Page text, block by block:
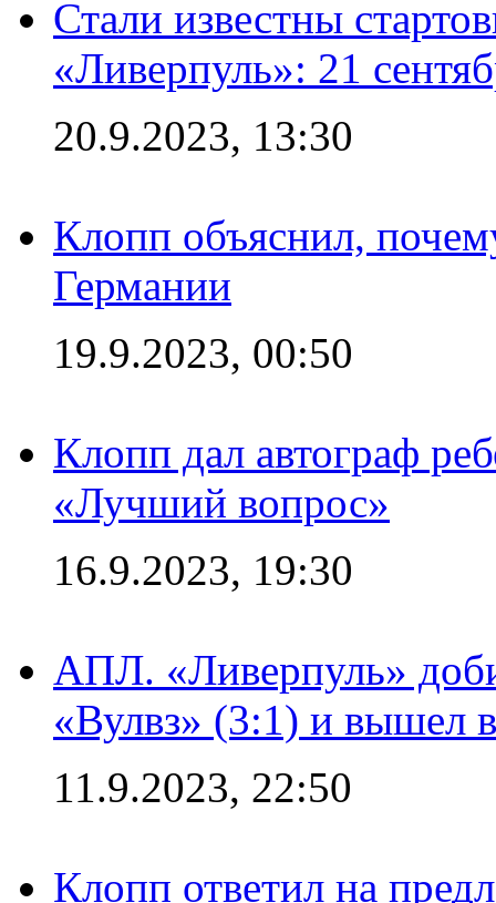
Стали известны
«Ливерпуль»: 21
20.9.2023, 13:30
Клопп объяснил,
Германии
19.9.2023, 00:50
Клопп дал автограф
«Лучший вопрос»
16.9.2023, 19:30
АПЛ. «Ливерпуль»
«Вулвз» (3:1) и вышел
11.9.2023, 22:50
Клопп ответил на